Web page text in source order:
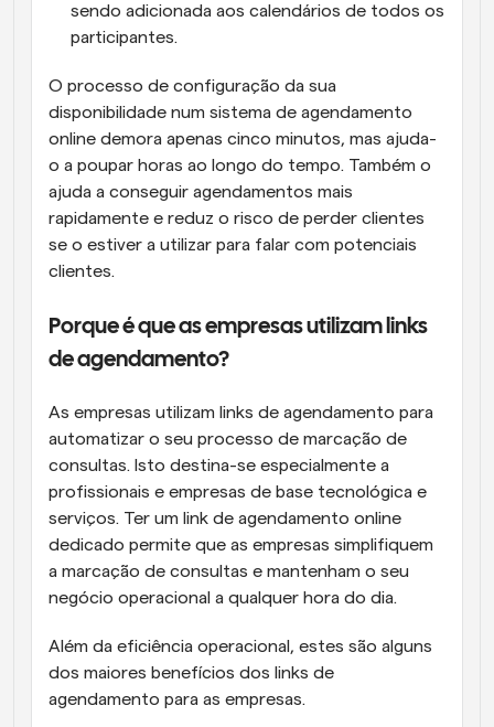
sendo adicionada aos calendários de todos os
participantes.
O processo de configuração da sua
disponibilidade num sistema de agendamento
online demora apenas cinco minutos, mas ajuda-
o a poupar horas ao longo do tempo. Também o
ajuda a conseguir agendamentos mais
rapidamente e reduz o risco de perder clientes
se o estiver a utilizar para falar com potenciais
clientes.
Porque é que as empresas utilizam links
de agendamento?
As empresas utilizam links de agendamento para
automatizar o seu processo de marcação de
consultas. Isto destina-se especialmente a
profissionais e empresas de base tecnológica e
serviços. Ter um link de agendamento online
dedicado permite que as empresas simplifiquem
a marcação de consultas e mantenham o seu
negócio operacional a qualquer hora do dia.
Além da eficiência operacional, estes são alguns
dos maiores benefícios dos links de
agendamento para as empresas.